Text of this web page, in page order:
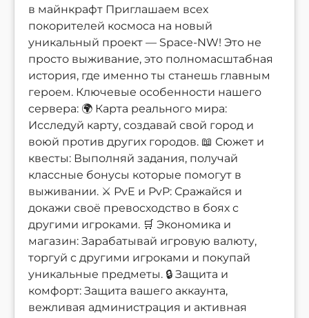
в майнкрафт Приглашаем всех
покорителей космоса на новый
уникальный проект — Space-NW! Это не
просто выживание, это полномасштабная
история, где именно ты станешь главным
героем. Ключевые особенности нашего
сервера: 🌍 Карта реального мира:
Исследуй карту, создавай свой город и
воюй против других городов. 📖 Сюжет и
квесты: Выполняй задания, получай
классные бонусы которые помогут в
выживании. ⚔️ PvE и PvP: Сражайся и
докажи своё превосходство в боях с
другими игроками. 🛒 Экономика и
магазин: Зарабатывай игровую валюту,
торгуй с другими игроками и покупай
уникальные предметы. 🔒 Защита и
комфорт: Защита вашего аккаунта,
вежливая администрация и активная